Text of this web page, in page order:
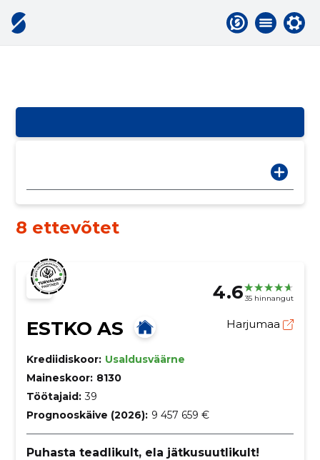
8 ettevõtet
4.6 35 hinnangut
ESTKO AS Harjumaa
Krediidiskoor: Usaldusväärne
Maineskoor: 8130
Töötajaid: 39
Prognooskäive (2026): 9 457 659 €
Puhasta teadlikult, ela jätkusuutlikult!